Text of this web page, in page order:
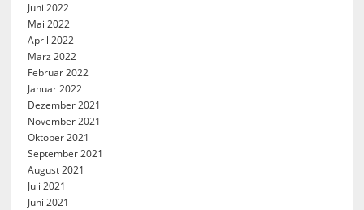
Juni 2022
Mai 2022
April 2022
März 2022
Februar 2022
Januar 2022
Dezember 2021
November 2021
Oktober 2021
September 2021
August 2021
Juli 2021
Juni 2021